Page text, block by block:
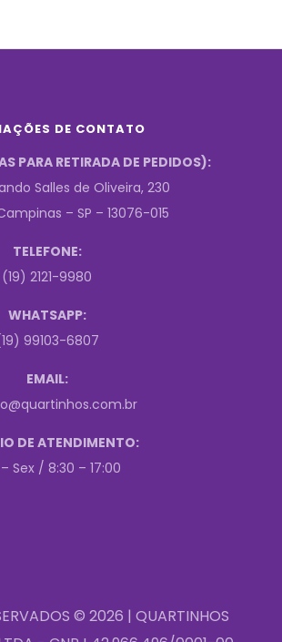
DE CONTATO
PARA RETIRADA DE PEDIDOS):
Salles de Oliveira, 230
– SP – 13076-015
TELEFONE:
(19) 2121-9980
WHATSAPP:
99103-6807
EMAIL:
DE ATENDIMENTO:
Sex / 8:30 – 17:00
© 2026 | QUARTINHOS